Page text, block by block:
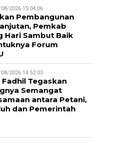
2026 15:04:06
Pembangunan
Pemkab
Hari Sambut Baik
Forum
2026 14:52:03
Tegaskan
Semangat
antara Petani,
dan Pemerintah